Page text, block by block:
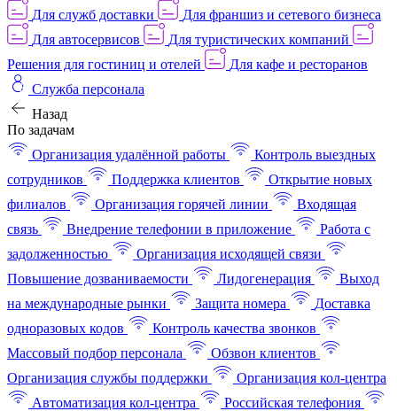
Для служб доставки
Для франшиз и сетевого бизнеса
Для автосервисов
Для туристических компаний
Решения для гостиниц и отелей
Для кафе и ресторанов
Служба персонала
Назад
По задачам
Организация удалённой работы
Контроль выездных
сотрудников
Поддержка клиентов
Открытие новых
филиалов
Организация горячей линии
Входящая
связь
Внедрение телефонии в приложение
Работа с
задолженностью
Организация исходящей связи
Повышение дозваниваемости
Лидогенерация
Выход
на международные рынки
Защита номера
Доставка
одноразовых кодов
Контроль качества звонков
Массовый подбор персонала
Обзвон клиентов
Организация службы поддержки
Организация кол-центра
Автоматизация кол-центра
Российская телефония